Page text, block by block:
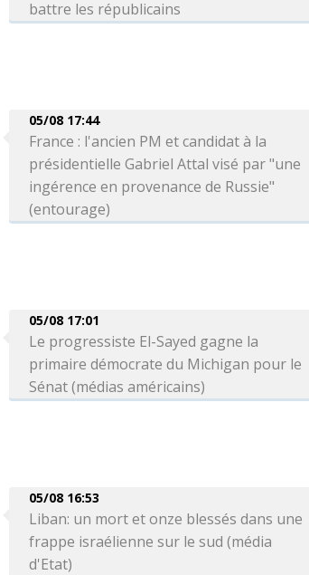
battre les républicains
05/08 17:44
France : l'ancien PM et candidat à la
présidentielle Gabriel Attal visé par "une
ingérence en provenance de Russie"
(entourage)
05/08 17:01
Le progressiste El-Sayed gagne la
primaire démocrate du Michigan pour le
Sénat (médias américains)
05/08 16:53
Liban: un mort et onze blessés dans une
frappe israélienne sur le sud (média
d'Etat)